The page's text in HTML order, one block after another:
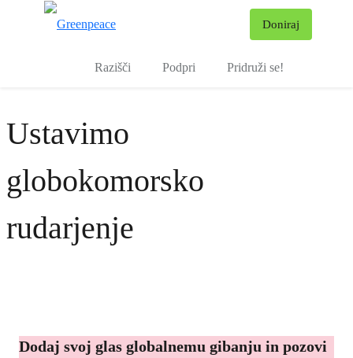
Doniraj
Razišči Podpri Pridruži se!
Ustavimo
globokomorsko
rudarjenje
Dodaj svoj glas globalnemu gibanju in pozovi